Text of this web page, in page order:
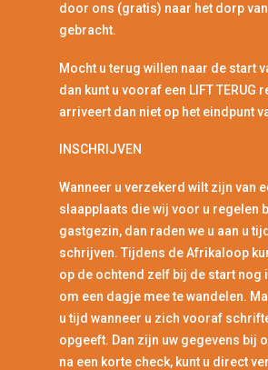
door ons (gratis) naar het dorp
gebracht.
Mocht u terug willen naar de start
dan kunt u vooraf een LIFT TERUG
arriveert dan niet op het eindpunt
INSCHRIJVEN
Wanneer u verzekerd wilt zijn van
slaapplaats die wij voor u regelen
gastgezin, dan raden we u aan u
schrijven. Tijdens de Afrikaloop
op de ochtend zelf bij de start nog
om een dagje mee te wandelen.
u tijd wanneer u zich vooraf
opgeeft. Dan zijn uw gegevens bij
na een korte check, kunt u direct